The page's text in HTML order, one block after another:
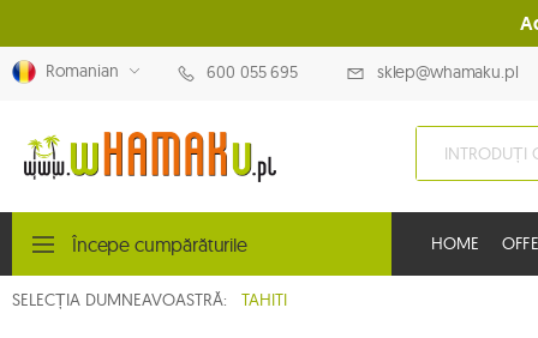
Romanian 600 055 695 sklep@whamaku.pl
Începe cumpărăturile HOME
SELECȚIA DUMNEAVOASTRĂ: TAHITI